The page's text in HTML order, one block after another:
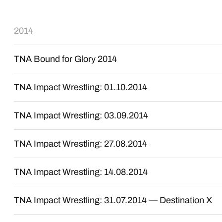
2014
TNA Bound for Glory 2014
TNA Impact Wrestling: 01.10.2014
TNA Impact Wrestling: 03.09.2014
TNA Impact Wrestling: 27.08.2014
TNA Impact Wrestling: 14.08.2014
TNA Impact Wrestling: 31.07.2014 — Destination X